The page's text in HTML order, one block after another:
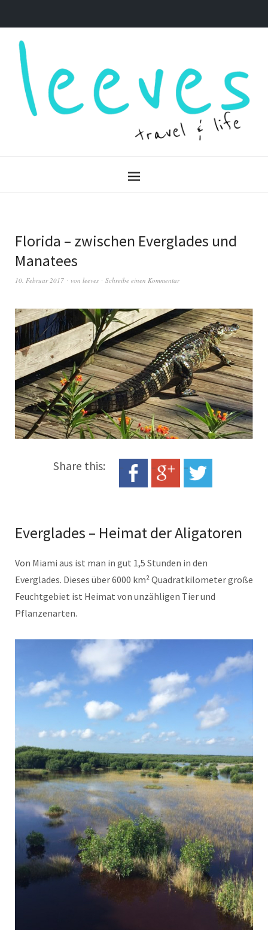
Florida – zwischen Everglades und
Manatees
10. Februar 2017 von leeves Schreibe einen Kommentar
Share this:
Everglades – Heimat der Aligatoren
Von Miami aus ist man in gut 1,5 Stunden in den
Everglades. Dieses über 6000 km² Quadratkilometer große
Feuchtgebiet ist Heimat von unzähligen Tier und
Pflanzenarten.